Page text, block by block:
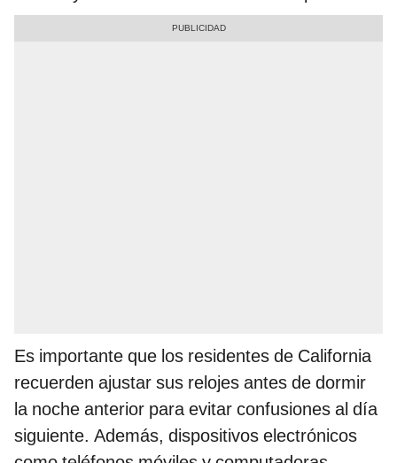
Es importante que los residentes de California
recuerden ajustar sus relojes antes de dormir
la noche anterior para evitar confusiones al día
siguiente. Además, dispositivos electrónicos